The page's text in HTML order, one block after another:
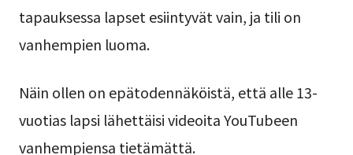
tapauksessa lapset esiintyvät vain, ja tili on
vanhempien luoma.
Näin ollen on epätodennäköistä, että alle 13-
vuotias lapsi lähettäisi videoita YouTubeen
vanhempiensa tietämättä.